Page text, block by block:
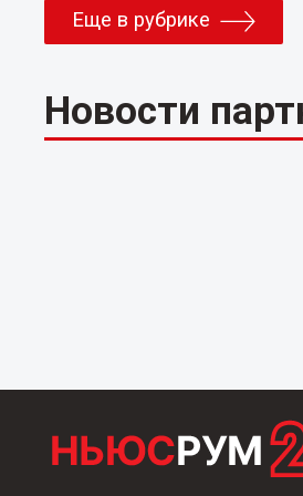
Еще в рубрике
Новости